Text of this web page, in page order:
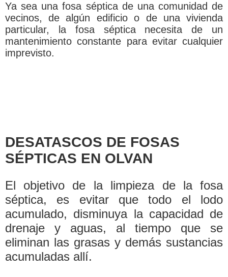
Ya sea una fosa séptica de una comunidad de
vecinos, de algún edificio o de una vivienda
particular, la fosa séptica necesita de un
mantenimiento constante para evitar cualquier
imprevisto.
DESATASCOS DE FOSAS
SÉPTICAS EN OLVAN
El objetivo de la limpieza de la fosa
séptica, es evitar que todo el lodo
acumulado, disminuya la capacidad de
drenaje y aguas, al tiempo que se
eliminan las grasas y demás sustancias
acumuladas allí­.